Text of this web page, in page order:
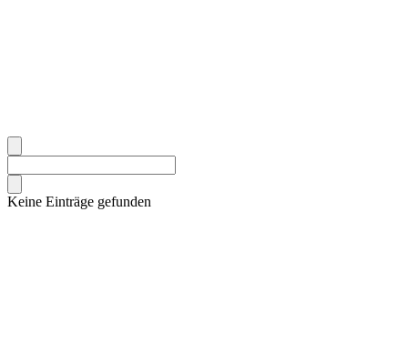
Keine Einträge gefunden